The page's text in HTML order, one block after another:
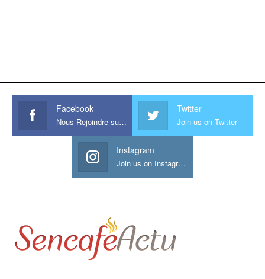
Facebook
Nous Rejoindre sur Facebook
Twitter
Join us on Twitter
Instagram
Join us on Instagram